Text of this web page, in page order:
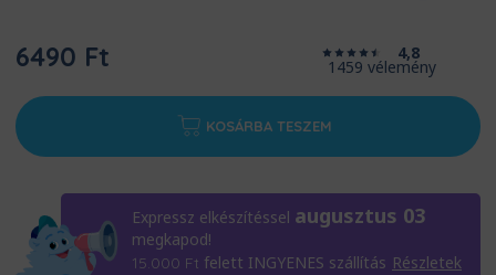
6490 Ft 4,8
1459 vélemény
KOSÁRBA TESZEM
Expressz elkészítéssel augusztus 03
megkapod!
15.000 Ft felett INGYENES szállítás Részletek